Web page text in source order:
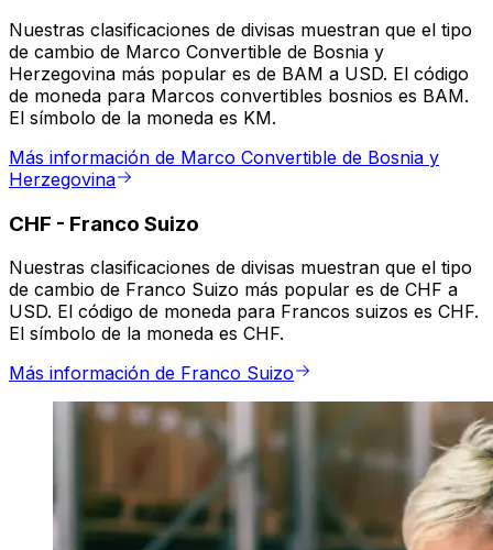
Nuestras clasificaciones de divisas muestran que el tipo
de cambio de Marco Convertible de Bosnia y
Herzegovina más popular es de BAM a USD. El código
de moneda para Marcos convertibles bosnios es BAM.
El símbolo de la moneda es KM.
Más información de Marco Convertible de Bosnia y
Herzegovina
CHF - Franco Suizo
Nuestras clasificaciones de divisas muestran que el tipo
de cambio de Franco Suizo más popular es de CHF a
USD. El código de moneda para Francos suizos es CHF.
El símbolo de la moneda es CHF.
Más información de Franco Suizo